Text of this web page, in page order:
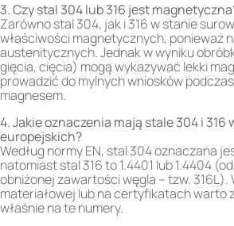
3. Czy stal 304 lub 316 jest
Zarówno stal 304, jak i 316 w stanie
właściwości magnetycznych, ponieważ
austenitycznych. Jednak w wyniku
gięcia, cięcia) mogą wykazywać lekki
prowadzić do mylnych wniosków
magnesem.
4. Jakie oznaczenia mają stale 304 i 316
europejskich?
Według normy EN, stal 304 oznaczana
natomiast stal 316 to 1.4401 lub 1.4404
obniżonej zawartości węgla – tzw.
materiałowej lub na certyfikatach warto
właśnie na te numery.